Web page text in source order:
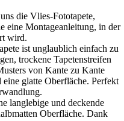
die Vlies-Fototapete,
eine Montageanleitung, in der
wird.
ist unglaublich einfach zu
trockene Tapetenstreifen
von Kante zu Kante
eine glatte Oberfläche. Perfekt
langlebige und deckende
Oberfläche. Dank